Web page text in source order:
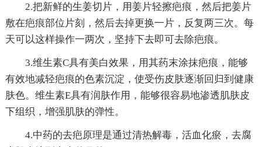
2.把新鲜的生姜切片，用姜片轻擦疤痕，然后把姜片
敷在疤痕部位片刻，然后去掉更换一片，反复两三次。每
天可以这样操作一两次，坚持下去即可去除疤痕。
3.维生素C具有美白效果，用其药末涂抹疤痕，能够
有效地减轻疤痕的色素沉淀，使受伤皮肤逐渐回归到健康
肤色。维生素E具有润肤作用，能够很容易地渗透肌肤皮
下组织，增强肌肤的弹性。
4.中药的去疤原理是通过清热解毒，活血化瘀，去腐